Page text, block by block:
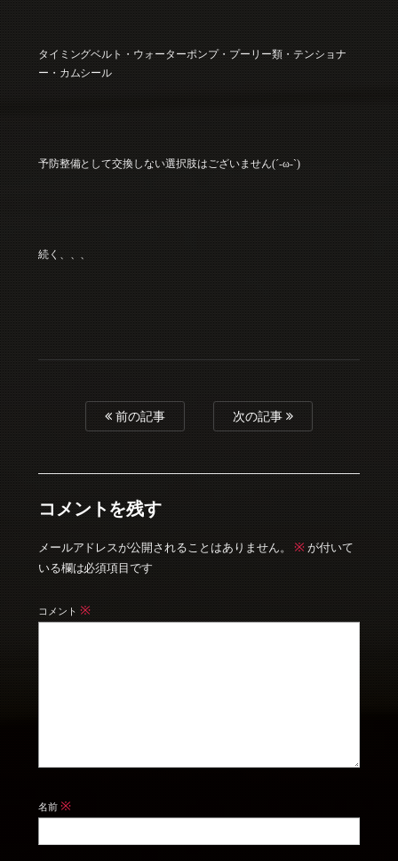
タイミングベルト・ウォーターポンプ・プーリー類・テンショナ
ー・カムシール
予防整備として交換しない選択肢はございません(´-ω-`)
続く、、、
前の記事 次の記事
コメントを残す
メールアドレスが公開されることはありません。 ※ が付いて
いる欄は必須項目です
コメント ※
名前 ※